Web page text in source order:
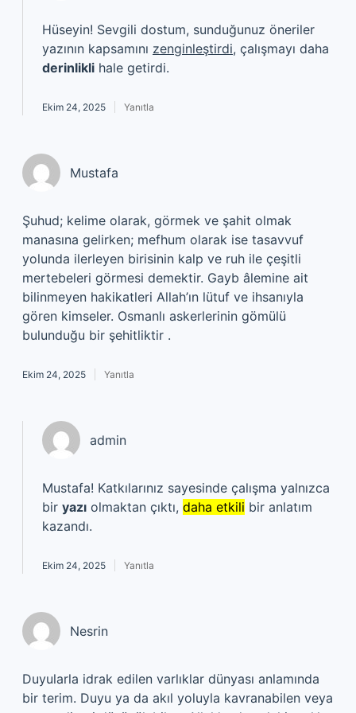
Hüseyin! Sevgili dostum, sunduğunuz öneriler
yazının kapsamını zenginleştirdi, çalışmayı daha
derinlikli hale getirdi.
Ekim 24, 2025 Yanıtla
Mustafa
Şuhud; kelime olarak, görmek ve şahit olmak
manasına gelirken; mefhum olarak ise tasavvuf
yolunda ilerleyen birisinin kalp ve ruh ile çeşitli
mertebeleri görmesi demektir. Gayb âlemine ait
bilinmeyen hakikatleri Allah’ın lütuf ve ihsanıyla
gören kimseler. Osmanlı askerlerinin gömülü
bulunduğu bir şehitliktir .
Ekim 24, 2025 Yanıtla
admin
Mustafa! Katkılarınız sayesinde çalışma yalnızca
bir yazı olmaktan çıktı, daha etkili bir anlatım
kazandı.
Ekim 24, 2025 Yanıtla
Nesrin
Duyularla idrak edilen varlıklar dünyası anlamında
bir terim. Duyu ya da akıl yoluyla kavranabilen veya